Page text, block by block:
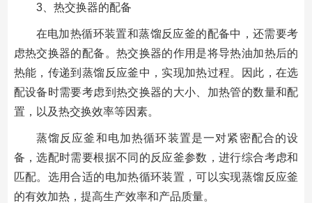
3、热交换器的配备
在电加热循环装置和蒸馏反应釜的配备中，还需要考
虑热交换器的配备。热交换器的作用是将导热油加热后的
热能，传递到蒸馏反应釜中，实现加热过程。因此，在选
配设备时需要考虑到热交换器的大小、加热管的数量和配
置，以及热交换效率等因素。
蒸馏反应釜和电加热循环装置是一对紧密配合的设
备，选配时需要根据不同的反应釜参数，进行综合考虑和
匹配。选用合适的电加热循环装置，可以实现蒸馏反应釜
的有效加热，提高生产效率和产品质量。